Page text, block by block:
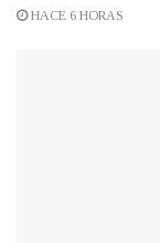
HACE 6 HORAS